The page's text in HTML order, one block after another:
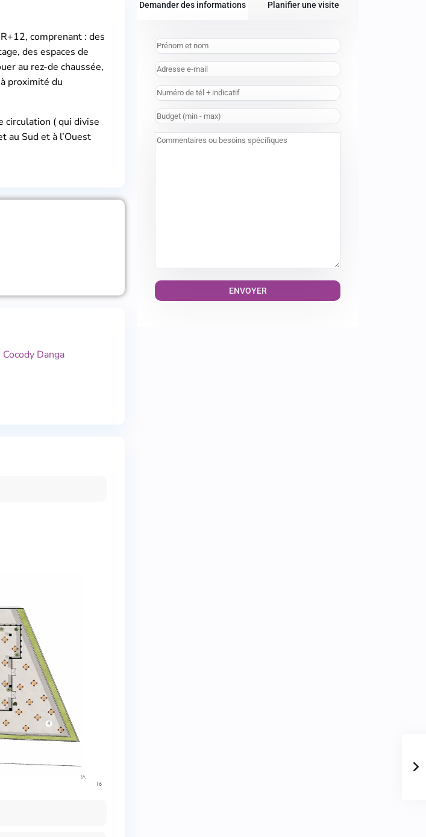
comprenant : des
des espaces de
au rez-de chaussée,
proximité du
circulation ( qui divise
au Sud et à l’Ouest
Cocody Danga
Demander des informations Planifier une visite